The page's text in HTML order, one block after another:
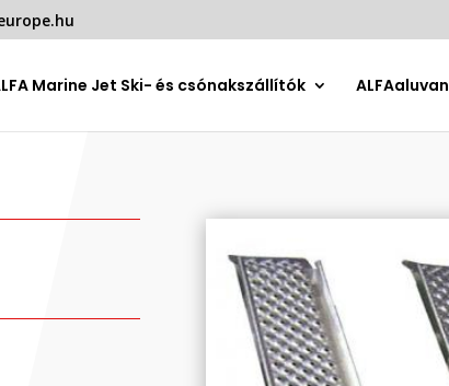
Marine Jet Ski- és csónakszállítók ALFAaluvan